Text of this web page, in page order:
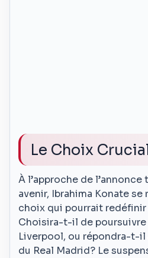
Le Choix
À l’approche de
avenir, Ibrahima Konate se
choix qui pourrait redéfinir
Choisira-t-il de poursuivre
Liverpool, ou répondra-t-il
du Real Madrid? Le